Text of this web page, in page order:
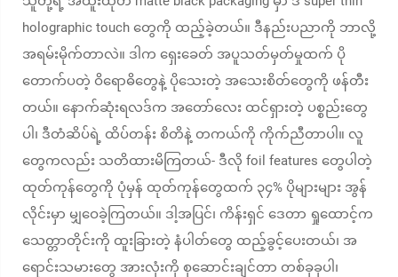
holographic touch တွေကို ထည့်ခဲ့တယ်။ ဒီနည်းပညာကို ဘာလို့
အရမ်းမိုက်တာလဲ။ ဒါက ရှေးခေတ် အပူသတ်မှတ်မှုထက် ပို
တောက်ပတဲ့ ဝိရောဓိတွေနဲ့ ပိုသေးတဲ့ အသေးစိတ်တွေကို ဖန်တီး
တယ်။ နောက်ဆုံးရလဒ်က အတော်လေး ထင်ရှားတဲ့ ပစ္စည်းတွေ
ပါ၊ ဒီတံဆိပ်ရဲ့ ထိပ်တန်း စိတိနဲ့ တကယ်ကို ကိုက်ညီတာပါ။ လူ
တွေကလည်း သတိထားမိကြတယ်- ဒီလို foil features တွေပါတဲ့
ထုတ်ကုန်တွေကို ပုံမှန် ထုတ်ကုန်တွေထက် ၃၄% ပိုများများ အွန်
လိုင်းမှာ မျှဝေခဲ့ကြတယ်။ ဒါ့အပြင်၊ ကိန်းရှင် ဒေတာ ရှုထောင့်က
သေတ္တာတိုင်းကို ထူးခြားတဲ့ နံပါတ်တွေ ထည့်ခွင့်ပေးတယ်၊ အ
ရောင်းသမားတွေ အားလုံးကို စုဆောင်းချင်တာ တစ်ခုခုပါ၊